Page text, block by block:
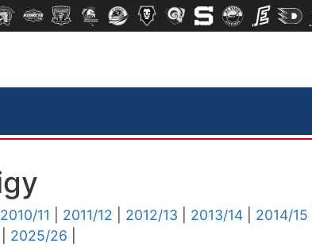
2010/11 2011/12 2012/13 2013/14 2014/15
2025/26